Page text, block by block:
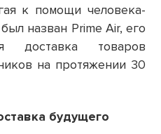
к помощи человека-
назван Prime Air, его
доставка товаров
на протяжении 30
будущего